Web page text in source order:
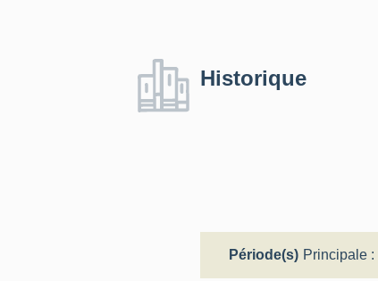
Historique
Période(s) Principale :